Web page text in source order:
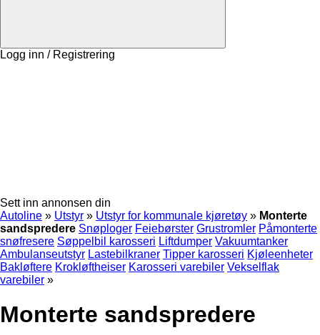
Logg inn / Registrering
Sett inn annonsen din
Autoline » Utstyr » Utstyr for kommunale kjøretøy » Monterte
sandspredere Snøploger Feiebørster Grustromler Påmonterte
snøfresere Søppelbil karosseri Liftdumper Vakuumtanker
Ambulanseutstyr Lastebilkraner Tipper karosseri Kjøleenheter
Bakløftere Krokløftheiser Karosseri varebiler Vekselflak
varebiler »
Monterte sandspredere